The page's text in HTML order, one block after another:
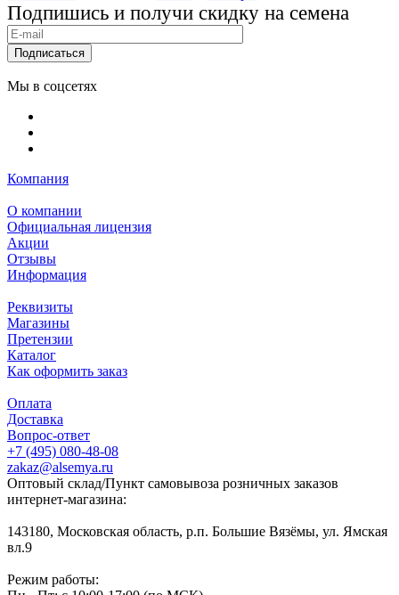
Подпишись и получи скидку на семена
Подписаться
Мы в соцсетях
Компания
О компании
Официальная лицензия
Акции
Отзывы
Информация
Реквизиты
Магазины
Претензии
Каталог
Как оформить заказ
Оплата
Доставка
Вопрос-ответ
+7 (495) 080-48-08
zakaz@alsemya.ru
Оптовый склад/Пункт самовывоза розничных заказов
интернет-магазина:
143180, Московская область, р.п. Большие Вязёмы, ул. Ямская
вл.9
Режим работы: